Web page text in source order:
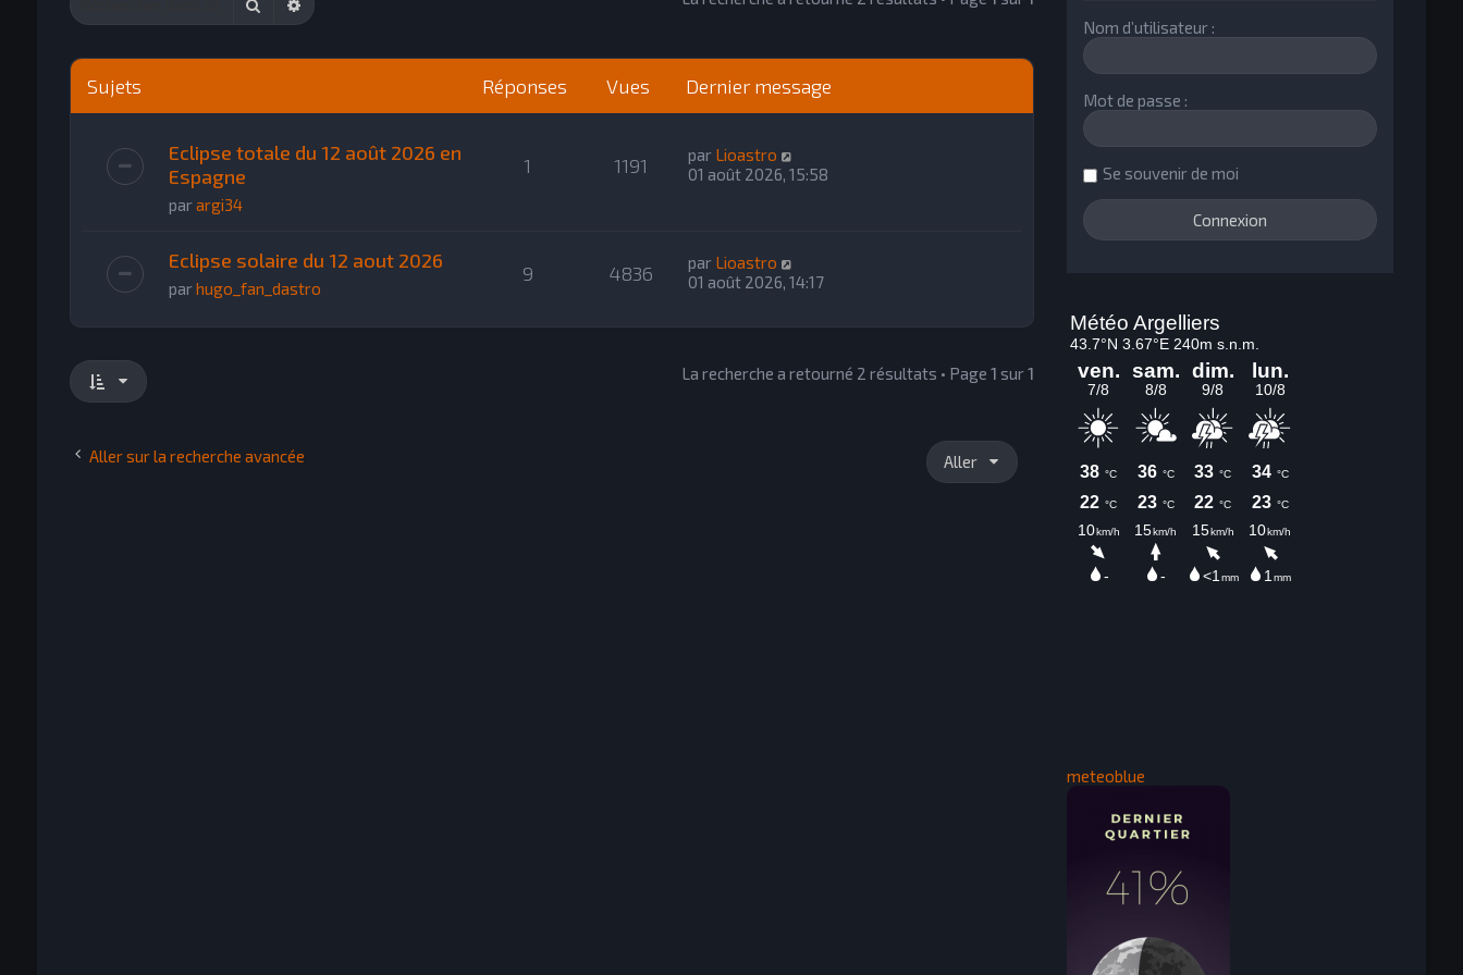
Sujets Réponses Vues Dernier message
Eclipse totale du 12 août 2026 en
Espagne
parargi34
1 1191 par Lioastro
01 août 2026, 15:58
Eclipse solaire du 12 aout 2026
parhugo_fan_dastro
9 4836 par Lioastro
01 août 2026, 14:17
La recherche a retourné 2 résultats • Page1 sur1
Aller sur la recherche avancée Aller
Nom d’utilisateur :
Mot de passe :
Se souvenir de moi
meteoblue